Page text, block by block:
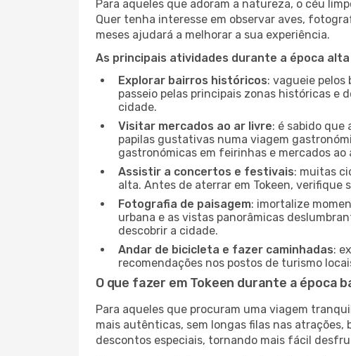
Para aqueles que adoram a natureza, o céu
Quer tenha interesse em observar aves,
meses ajudará a melhorar a sua experiência.
As principais atividades durante a época alta
Explorar bairros históricos: vagueie
passeio pelas principais zonas históricas e
cidade.
Visitar mercados ao ar livre: é sabido que
papilas gustativas numa viagem
gastronómicas em feirinhas e mercados ao
Assistir a concertos e festivais: muitas
alta. Antes de aterrar em Tokeen, verifique
Fotografia de paisagem: imortalize
urbana e as vistas panorâmicas
descobrir a cidade.
Andar de bicicleta e fazer caminhadas:
recomendações nos postos de turismo
O que fazer em Tokeen durante a época
Para aqueles que procuram uma viagem
mais autênticas, sem longas filas nas
descontos especiais, tornando mais fácil